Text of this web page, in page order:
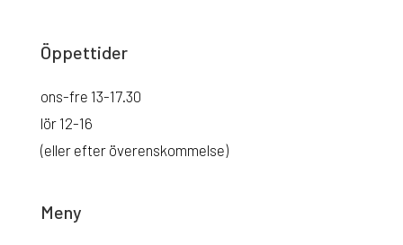
Öppettider
ons-fre 13-17.30
lör 12-16
(eller efter överenskommelse)
Meny